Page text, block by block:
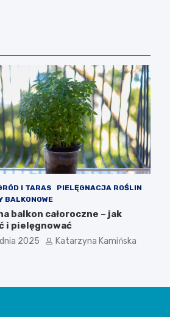
I TARAS
PIELĘGNACJA ROŚLIN
BALKONOWE
balkon całoroczne – jak
i pielęgnować
2025 Katarzyna Kamińska